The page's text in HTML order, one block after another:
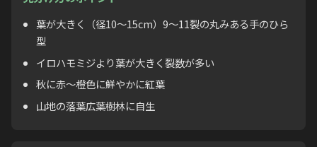
葉が大きく（径10〜15cm）9〜11裂の丸みある手のひら
型
イロハモミジより葉が大きく裂数が多い
秋に赤〜橙色に鮮やかに紅葉
山地の落葉広葉樹林に自生